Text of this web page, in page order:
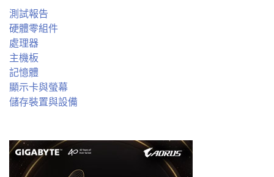
測試報告
硬體零組件
處理器
主機板
記憶體
顯示卡與螢幕
儲存裝置與設備